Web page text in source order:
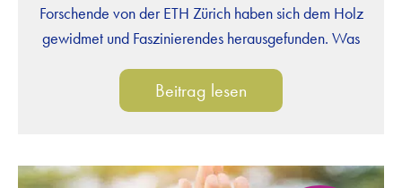
Forschende von der ETH Zürich haben sich dem Holz
gewidmet und Faszinierendes herausgefunden. Was
Klinik Arlesheim für ihren Neubau gewählt hat?
Beitrag lesen